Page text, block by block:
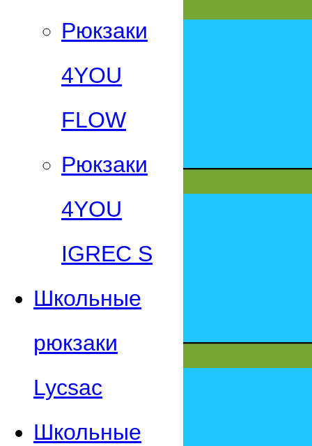
Рюкзаки
4YOU
FLOW
Рюкзаки
4YOU
IGREC S
Школьные
рюкзаки
Lycsac
Школьные